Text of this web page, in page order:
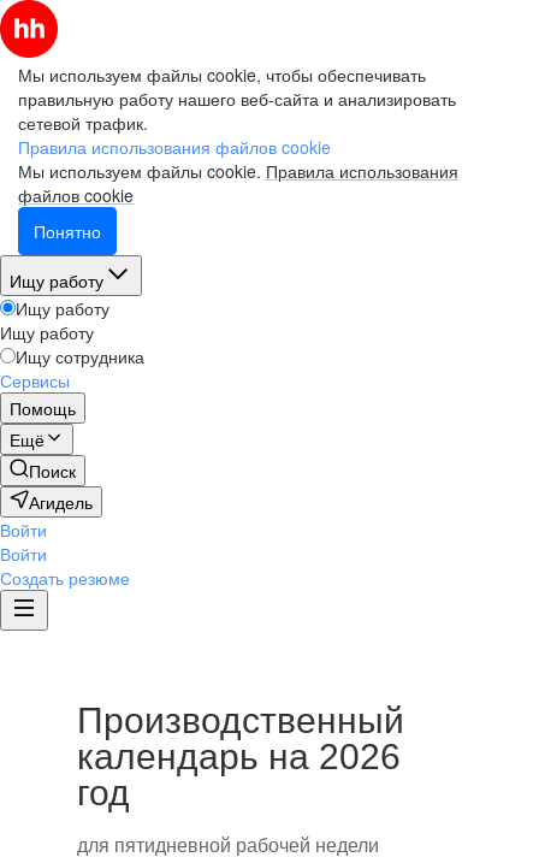
Мы используем файлы cookie, чтобы обеспечивать
правильную работу нашего веб-сайта и анализировать
сетевой трафик.
Правила использования файлов cookie
Мы используем файлы cookie. Правила использования
файлов cookie
Понятно
Ищу работу
Ищу работу
Ищу работу
Ищу сотрудника
Сервисы
Помощь
Ещё
Поиск
Агидель
Войти
Войти
Создать резюме
Производственный
календарь на 2026
год
для пятидневной рабочей недели